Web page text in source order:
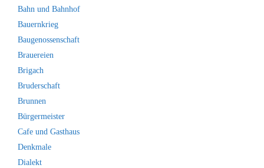
Bahn und Bahnhof
Bauernkrieg
Baugenossenschaft
Brauereien
Brigach
Bruderschaft
Brunnen
Bürgermeister
Cafe und Gasthaus
Denkmale
Dialekt